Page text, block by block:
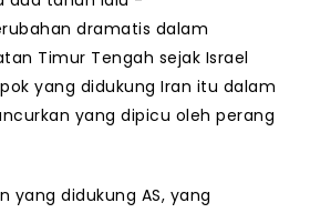
dramatis dalam
Timur Tengah sejak Israel
yang didukung Iran itu dalam
yang dipicu oleh perang
yang didukung AS, yang